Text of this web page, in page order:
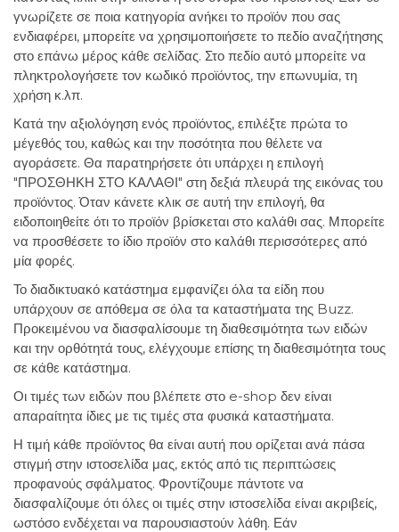
γνωρίζετε σε ποια κατηγορία ανήκει το προϊόν που σας
ενδιαφέρει, μπορείτε να χρησιμοποιήσετε το πεδίο αναζήτησης
στο επάνω μέρος κάθε σελίδας. Στο πεδίο αυτό μπορείτε να
πληκτρολογήσετε τον κωδικό προϊόντος, την επωνυμία, τη
χρήση κ.λπ.
Κατά την αξιολόγηση ενός προϊόντος, επιλέξτε πρώτα το
μέγεθός του, καθώς και την ποσότητα που θέλετε να
αγοράσετε. Θα παρατηρήσετε ότι υπάρχει η επιλογή
"ΠΡΟΣΘΗΚΗ ΣΤΟ ΚΑΛΑΘΙ" στη δεξιά πλευρά της εικόνας του
προϊόντος. Όταν κάνετε κλικ σε αυτή την επιλογή, θα
ειδοποιηθείτε ότι το προϊόν βρίσκεται στο καλάθι σας. Μπορείτε
να προσθέσετε το ίδιο προϊόν στο καλάθι περισσότερες από
μία φορές.
Το διαδικτυακό κατάστημα εμφανίζει όλα τα είδη που
υπάρχουν σε απόθεμα σε όλα τα καταστήματα της Buzz.
Προκειμένου να διασφαλίσουμε τη διαθεσιμότητα των ειδών
και την ορθότητά τους, ελέγχουμε επίσης τη διαθεσιμότητα τους
σε κάθε κατάστημα.
Οι τιμές των ειδών που βλέπετε στο e-shop δεν είναι
απαραίτητα ίδιες με τις τιμές στα φυσικά καταστήματα.
Η τιμή κάθε προϊόντος θα είναι αυτή που ορίζεται ανά πάσα
στιγμή στην ιστοσελίδα μας, εκτός από τις περιπτώσεις
προφανούς σφάλματος. Φροντίζουμε πάντοτε να
διασφαλίζουμε ότι όλες οι τιμές στην ιστοσελίδα είναι ακριβείς,
ωστόσο ενδέχεται να παρουσιαστούν λάθη. Εάν